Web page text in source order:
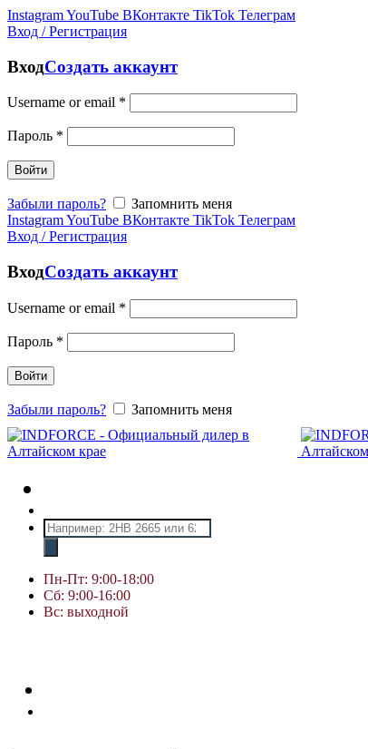
InstagramYouTube ВКонтакте TikTok Телеграм
Вход / Регистрация
ВходСоздать аккаунт
Username or email *
Пароль *
Войти
Забыли пароль?
Запомнить меня
InstagramYouTube ВКонтакте TikTok Телеграм
Вход / Регистрация
ВходСоздать аккаунт
Username or email *
Пароль *
Войти
Забыли пароль? Запомнить меня
Поиск
товаров
Пн-Пт: 9:00-18:00
Сб: 9:00-16:00
Вс: выходной